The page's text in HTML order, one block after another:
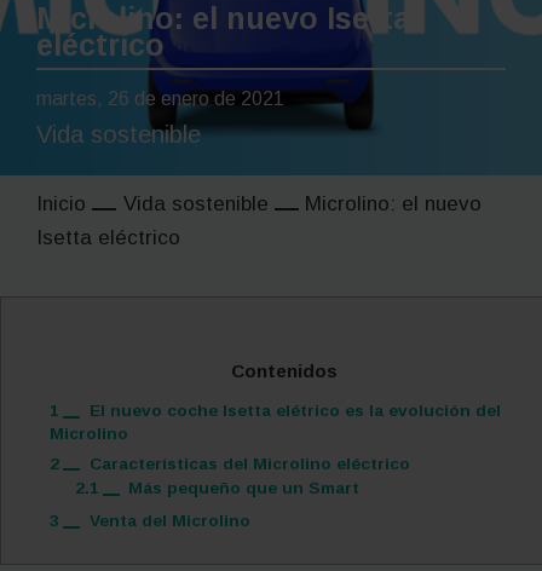
Microlino: el nuevo Isetta
eléctrico
martes, 26 de enero de 2021
Vida sostenible
Inicio Vida sostenible
Microlino: el nuevo
Isetta eléctrico
Contenidos
1
El nuevo coche Isetta elétrico es la evolución del
Microlino
2
Características del Microlino eléctrico
2.1
Más pequeño que un Smart
3
Venta del Microlino